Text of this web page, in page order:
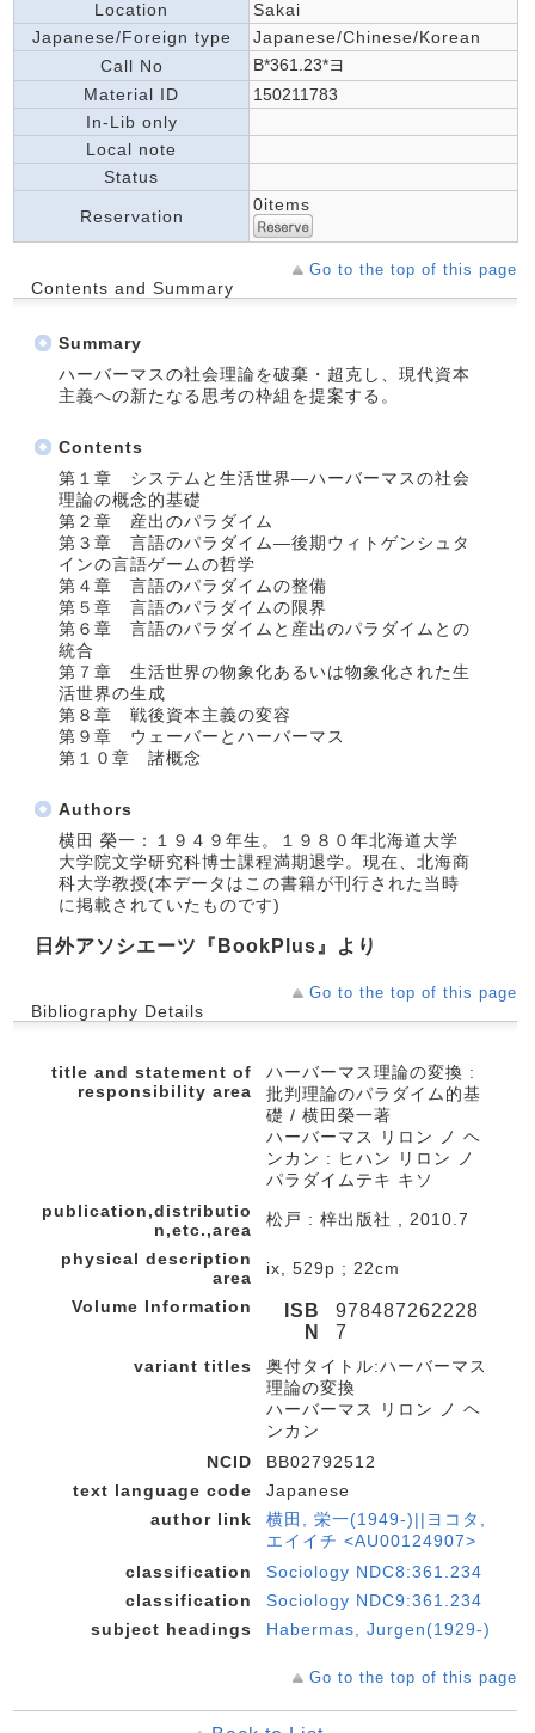
Location
Sakai
Japanese/Foreign type
Japanese/Chinese/Korean
Call No
B*361.23*ヨ
Material ID
150211783
In-Lib only
Local note
Status
Reservation
0items
Go to the top of this page
Contents and Summary
Summary
ハーバーマスの社会理論を破棄・超克し、現代資本
主義への新たなる思考の枠組を提案する。
Contents
第１章 システムと生活世界―ハーバーマスの社会
理論の概念的基礎
第２章 産出のパラダイム
第３章 言語のパラダイム―後期ウィトゲンシュタ
インの言語ゲームの哲学
第４章 言語のパラダイムの整備
第５章 言語のパラダイムの限界
第６章 言語のパラダイムと産出のパラダイムとの
統合
第７章 生活世界の物象化あるいは物象化された生
活世界の生成
第８章 戦後資本主義の変容
第９章 ウェーバーとハーバーマス
第１０章 諸概念
Authors
横田 榮一：１９４９年生。１９８０年北海道大学
大学院文学研究科博士課程満期退学。現在、北海商
科大学教授(本データはこの書籍が刊行された当時
に掲載されていたものです)
日外アソシエーツ『BookPlus』より
Go to the top of this page
Bibliography Details
title and statement of
responsibility area
ハーバーマス理論の変換 :
批判理論のパラダイム的基
礎 / 横田榮一著
ハーバーマス リロン ノ ヘ
ンカン : ヒハン リロン ノ
パラダイムテキ キソ
publication,distributio
n,etc.,area
松戸 : 梓出版社 , 2010.7
physical description
area
ix, 529p ; 22cm
Volume Information
ISB
N
978487262228
7
variant titles
奥付タイトル:ハーバーマス
理論の変換
ハーバーマス リロン ノ ヘ
ンカン
NCID
BB02792512
text language code
Japanese
author link
横田, 栄一(1949-)||ヨコタ,
エイイチ <AU00124907>
classification
Sociology NDC8:361.234
classification
Sociology NDC9:361.234
subject headings
Habermas, Jurgen(1929-)
Go to the top of this page